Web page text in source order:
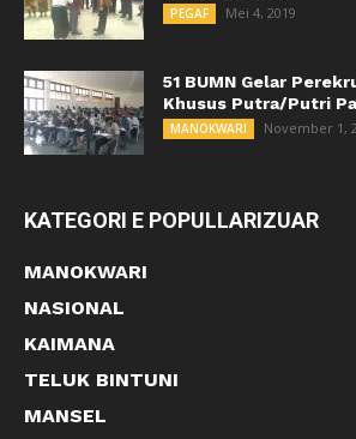
PEGAF Mei 4, 2019
51 BUMN Gelar
Khusus Putra/Putri
MANOKWARI November 1,
KATEGORI E POPULLARIZUAR
MANOKWARI
NASIONAL
KAIMANA
TELUK BINTUNI
MANSEL